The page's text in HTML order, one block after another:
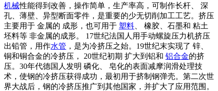
机械性能得到改善，操作简单，生产率高，可制作长杆、 深
孔、薄壁、异型断面零件，是重要的少无切削加工工艺。挤压
主要用于 金属的 成形，也可用于 塑料 、 橡胶、石墨和 粘土
坯料等 非金属的成形。 17世纪法国人用手动螺旋压力机挤压
出铅管，用作水管 ，是为冷挤压之始。19世纪末实现了 锌、
铜和铜合金的冷挤压， 20世纪初期 扩大到铝和 铝合金的挤
压。30年代德国人发明 磷化、 皂化的表面减摩润滑处理技
术，使钢的冷挤压获得成功，最初用于挤制钢弹壳。第二次世
界大战后，钢的冷挤压推广到其他国家，并扩大了应用范围。